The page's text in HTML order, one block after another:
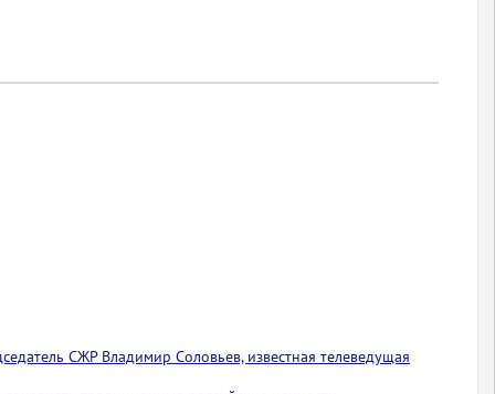
СЖР Владимир Соловьев, известная телеведущая